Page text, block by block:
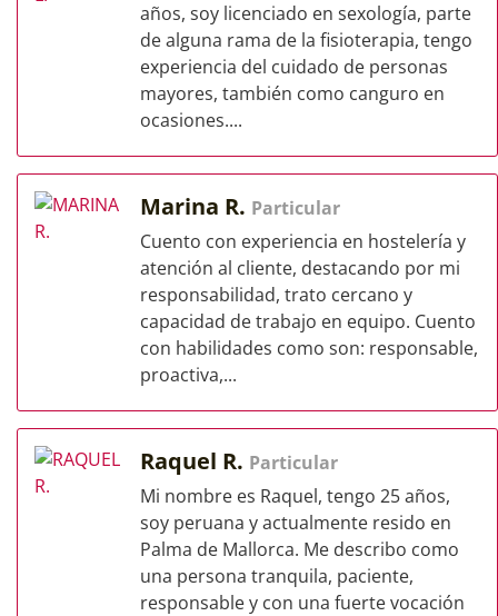
años, soy licenciado en sexología, parte
de alguna rama de la fisioterapia, tengo
experiencia del cuidado de personas
mayores, también como canguro en
ocasiones....
Marina R. Particular
Cuento con experiencia en hostelería y
atención al cliente, destacando por mi
responsabilidad, trato cercano y
capacidad de trabajo en equipo. Cuento
con habilidades como son: responsable,
proactiva,...
Raquel R. Particular
Mi nombre es Raquel, tengo 25 años,
soy peruana y actualmente resido en
Palma de Mallorca. Me describo como
una persona tranquila, paciente,
responsable y con una fuerte vocación